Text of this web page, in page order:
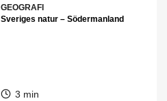
GEOGRAFI
Sveriges natur – Södermanland
3 min